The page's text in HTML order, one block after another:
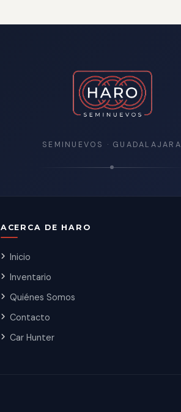
SEMINUEVOS · GUADALAJARA
ACERCA DE HARO
Inicio
Inventario
Quiénes Somos
Contacto
Car Hunter